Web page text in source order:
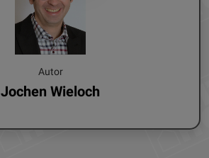
Autor
Jochen Wieloch